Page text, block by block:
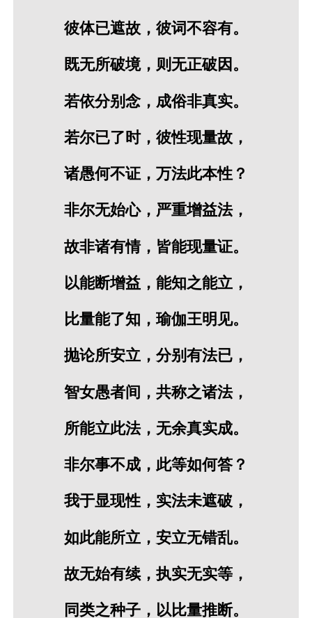
彼体已遮故，彼词不容有。
既无所破境，则无正破因。
若依分别念，成俗非真实。
若尔已了时，彼性现量故，
诸愚何不证，万法此本性？
非尔无始心，严重增益法，
故非诸有情，皆能现量证。
以能断增益，能知之能立，
比量能了知，瑜伽王明见。
抛论所安立，分别有法已，
智女愚者间，共称之诸法，
所能立此法，无余真实成。
非尔事不成，此等如何答？
我于显现性，实法未遮破，
如此能所立，安立无错乱。
故无始有续，执实无实等，
同类之种子，以比量推断。